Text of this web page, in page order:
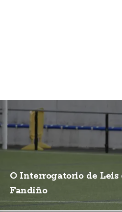
O Interrogatorio de Leis
Fandiño